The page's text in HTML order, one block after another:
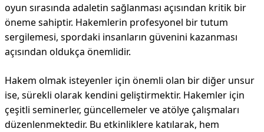
oyun sırasında adaletin sağlanması açısından kritik bir
öneme sahiptir. Hakemlerin profesyonel bir tutum
sergilemesi, spordaki insanların güvenini kazanması
açısından oldukça önemlidir.
Hakem olmak isteyenler için önemli olan bir diğer unsur
ise, sürekli olarak kendini geliştirmektir. Hakemler için
çeşitli seminerler, güncellemeler ve atölye çalışmaları
düzenlenmektedir. Bu etkinliklere katılarak, hem